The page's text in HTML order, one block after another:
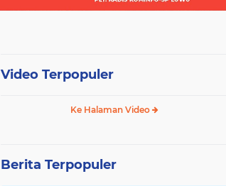
Video Terpopuler
Ke Halaman Video
Berita Terpopuler